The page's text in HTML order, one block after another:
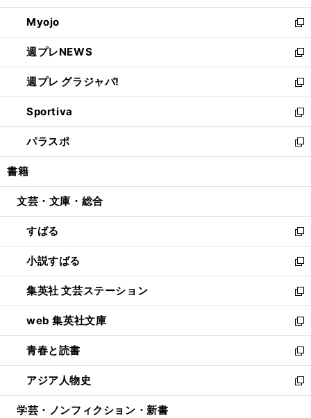
開
く
ウ
で
開
く
ン
ド
ウ
で
開
く
ウ
ィ
ン
ド
ウ
で
開
く
Myojo
新
し
い
ウ
ィ
ン
ド
ウ
で
開
週プレNEWS
新
し
い
ウ
ィ
ン
ド
ウ
開
週プレ グラジャパ!
新
し
い
ウ
ィ
ン
ウ
開
く
Sportiva
新
し
い
ウ
ン
ウ
で
開
く
パラスポ
新
し
ウ
ン
ド
ウ
で
開
く
書籍
文芸・文庫・総合
すばる
新
し
い
ウ
ィ
ン
ド
ウ
で
開
く
小説すばる
新
し
い
ウ
ィ
ン
ド
ウ
で
開
集英社 文芸ステーション
新
し
い
ウ
ィ
ン
ド
ウ
web 集英社文庫
新
し
い
ウ
ィ
ン
青春と読書
新
し
い
ウ
アジア人物史
新
し
学芸・ノンフィクション・新書